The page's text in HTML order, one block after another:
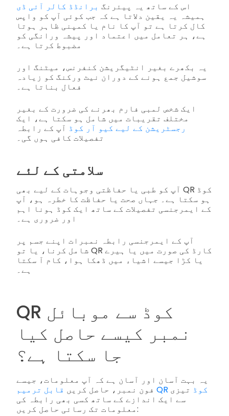
اس کے ساتھ یہ پیئرنگ برانڈڈ کالر آئی ڈی
ہمیشہ یہ یقین دلاتا ہے کہ جب کوئی آپ کو واپس
کال کرتا ہے تو آپ کا نام یا کمپنی ظاہر ہوتا
ہے، ہر تعامل میں اعتماد اور پیشہ ورانگی کو
مضبوط کرتا ہے۔
یہ بکھرے بغیر انٹیگریشن کنفرنس، میٹنگ اور
سوشیل جمع ہونے کے دوران نیٹ ورکنگ کو زیادہ
فعال بناتا ہے۔
ایک شخص لمبی فارم بھرنے کی ضرورت کے بغیر
مختلف تقریبات میں شامل ہو سکتا ہے، ایک
رجسٹریشن کے لیے کیو آر کوڈ آپ کے رابطہ
تفصیلات کافی ہوں گی۔
سلامتی کے لئے
آپ کو طبی یا حفاظتی وجوہات کے لیے بھی QR کوڈ
ہو سکتا ہے۔ جہاں صحت یا حفاظت کا خطرہ ہو، آپ
کے ایمرجنسی تفصیلات کے ساتھ ایک کوڈ ہونا اہم
اور ضروری ہے۔
آپ کے ایمرجنسی رابطہ نمبرات اپنے جسم پر
شامل کرنا، یا تو QR کارڈ کی صورت میں یا ہیرے
یا کڑا جیسے اشیاء میں ڈھکا ہوا، کام آ سکتا
ہے۔
QR کوڈ سے موبائل
نمبر کیسے حاصل کیا
جا سکتا ہے؟
یہ بہت آسان اور آسان ہے کہ آپ معلومات، جیسے
فون نمبر، حاصل کریں
قابل ترمیم QR کوڈ تیزی
سے ایک اندازے کے ساتھ کسی بھی رابطہ کی
معلومات تک رسائی حاصل کریں: